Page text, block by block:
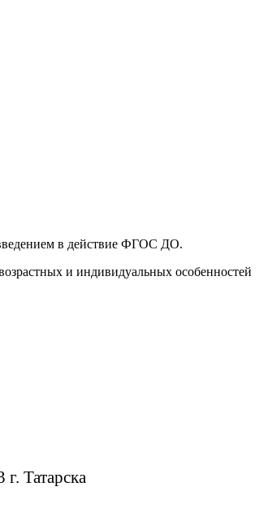
в действие ФГОС ДО.
и индивидуальных особенностей
Татарска